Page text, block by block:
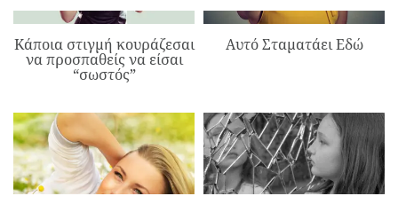
Κάποια στιγμή κουράζεσαι
να προσπαθείς να είσαι
“σωστός”
Αυτό Σταματάει Εδώ